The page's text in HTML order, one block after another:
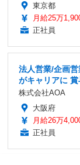
東京都
月給25万
正社員
法人営業/企画
がキャリアに 賞
株式会社AOA
大阪府
月給26万
正社員